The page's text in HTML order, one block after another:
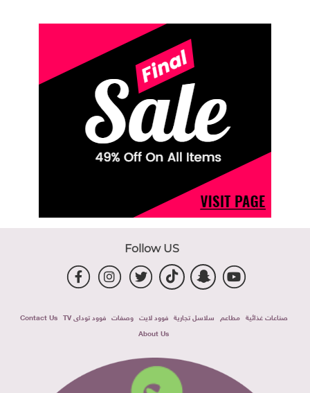
Follow US
صناعات غذائية مطاعم سلاسل تجارية فوود لايت وصفات فوود توداى TV
Contact Us
About Us